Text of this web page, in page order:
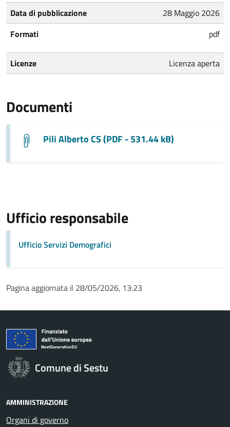
Data di pubblicazione
28 Maggio 2026
Formati
pdf
Licenze Licenza aperta
Documenti
Pili Alberto CS (PDF - 531.44 kB)
Ufficio responsabile
Ufficio Servizi Demografici
Pagina aggiornata il 28/05/2026, 13:23
Comune di Sestu
AMMINISTRAZIONE
Organi di governo